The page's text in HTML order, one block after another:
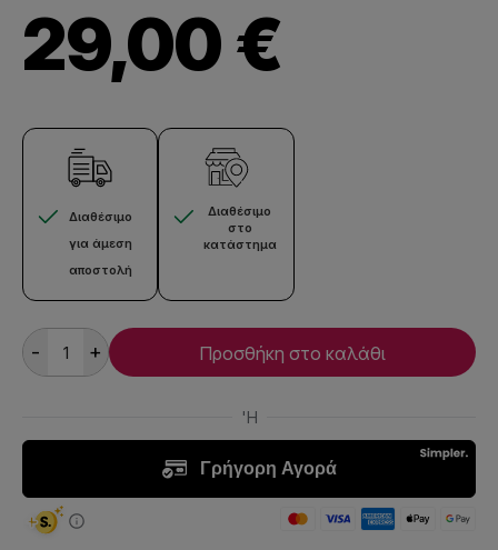
29,00 €
Διαθέσιμο
για άμεση
αποστολή
Διαθέσιμο
στο
κατάστημα
- + Προσθήκη στο καλάθι